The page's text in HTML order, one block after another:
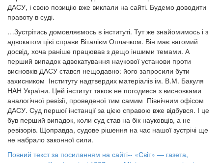
ДАСУ, і свою позицію вже виклали на сайті. Будемо доводити
правоту в суді.
…Зустрітись домовляємось в інституті. Тут же знайомимось і з
адвокатом цієї справи Віталієм Оплачком. Він має вагомий
досвід, хоча раніше працював з дещо іншими темами. А
перший випадок адвокатування наукової установи проти
висновків ДАСУ стався нещодавно: його запросили бути
захисником Інституту надтвердих матеріалів ім. В.М. Бакуля
НАН України. Цей інститут також не погодився з висновками
аналогічної ревізії, проведеної тим самим Північним офісом
ДАСУ. Суд першої інстанції за цією справою вже відбувся. І це
був перший випадок, коли суд став на бік науковців, а не
ревізорів. Щоправда, судове рішення на час нашої зустрічі ще
не набрало законної сили.
Повний текст за посиланням на сайті-- «Світ» — газета,